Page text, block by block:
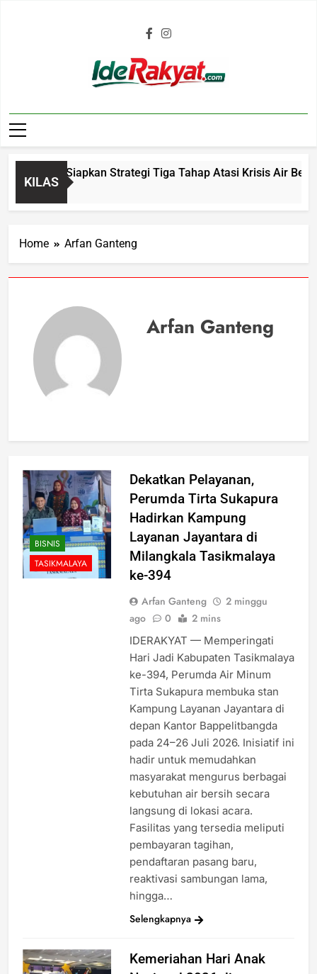
Iderakyat.com
KILAS
Siapkan Strategi Tiga Tahap Atasi Krisis Air Bersih
Home Arfan Ganteng
Arfan Ganteng
BISNIS
TASIKMALAYA
Dekatkan Pelayanan,
Perumda Tirta Sukapura
Hadirkan Kampung
Layanan Jayantara di
Milangkala Tasikmalaya
ke-394
Arfan Ganteng
2 minggu
ago
0 2 mins
IDERAKYAT — Memperingati
Hari Jadi Kabupaten Tasikmalaya
ke-394, Perumda Air Minum
Tirta Sukapura membuka stan
Kampung Layanan Jayantara di
depan Kantor Bappelitbangda
pada 24–26 Juli 2026. Inisiatif ini
hadir untuk memudahkan
masyarakat mengurus berbagai
kebutuhan air bersih secara
langsung di lokasi acara.
Fasilitas yang tersedia meliputi
pembayaran tagihan,
pendaftaran pasang baru,
reaktivasi sambungan lama,
hingga…
Selengkapnya
Kemeriahan Hari Anak